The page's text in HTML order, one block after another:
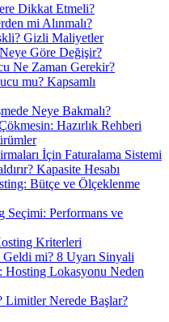
Dikkat Etmeli?
mi Alınmalı?
Gizli Maliyetler
Göre Değişir?
Ne Zaman Gerekir?
mu? Kapsamlı
Neye Bakmalı?
Hazırlık Rehberi
İçin Faturalama Sistemi
Kapasite Hesabı
Bütçe ve Ölçeklenme
Seçimi: Performans ve
Kriterleri
mi? 8 Uyarı Sinyali
Hosting Lokasyonu Neden
Limitler Nerede Başlar?